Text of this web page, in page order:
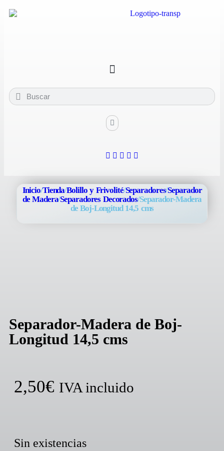
Inicio/Tienda/Bolillo y Frivolité/Separadores/Separador
de Madera/Separadores Decorados/Separador-Madera
de Boj-Longitud 14,5 cms
Separador-Madera de Boj-
Longitud 14,5 cms
2,50€ IVA incluido
Sin existencias